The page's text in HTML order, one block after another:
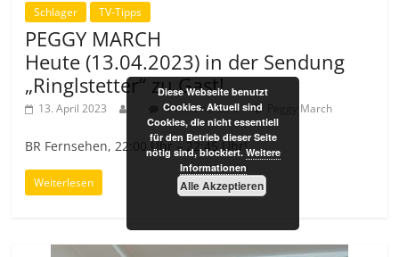
Schlager TV-Tipps
PEGGY MARCH
Heute (13.04.2023) in der Sendung
„Ringlstetter“ zu Gast!
13. April 2023 0 Kommentare Peggy March
BR Fernsehen, 22:00 Uhr – 22:45 Uhr!
Weiterlesen
Diese Webseite benutzt
Cookies. Aktuell sind
Cookies, die nicht essentiell
für den Betrieb dieser Seite
nötig sind, blockiert. Weitere
Informationen
Alle Akzeptieren